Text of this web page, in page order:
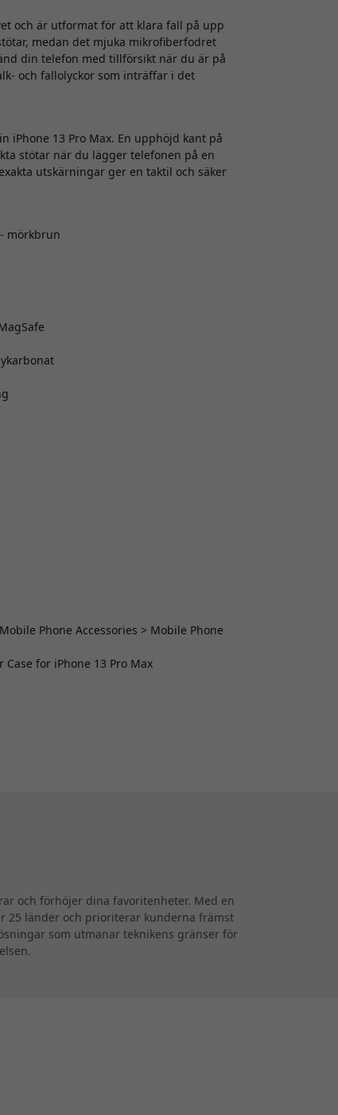
och är utformat för att klara fall på upp
medan det mjuka mikrofiberfodret
din telefon med tillförsikt när du är på
och fallolyckor som inträffar i det
iPhone 13 Pro Max. En upphöjd kant på
stötar när du lägger telefonen på en
utskärningar ger en taktil och säker
mörkbrun
Phone Accessories > Mobile Phone
for iPhone 13 Pro Max
och förhöjer dina favoritenheter. Med en
25 länder och prioriterar kunderna främst
som utmanar teknikens gränser för